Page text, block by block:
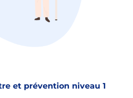
et prévention niveau 1